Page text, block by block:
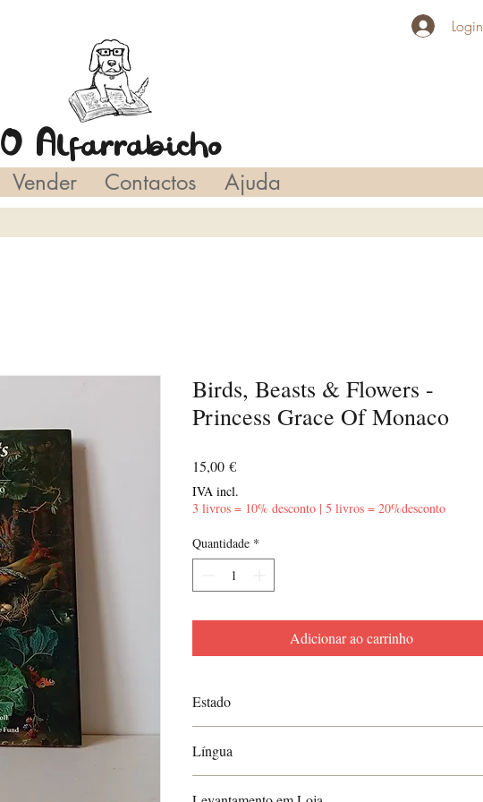
O Alfarrabicho
Login
Vender Contactos Ajuda
Birds, Beasts & Flowers -
Princess Grace Of Monaco
15,00 €Preço
IVA incl.
3 livros = 10% desconto | 5 livros = 20%desconto
Quantidade *
Adicionar ao carrinho
Estado
Língua